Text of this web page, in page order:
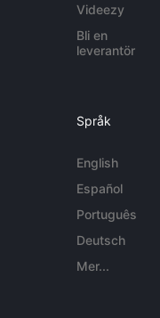
Videezy
Bli en
leverantör
Språk
English
Español
Português
Deutsch
Mer...